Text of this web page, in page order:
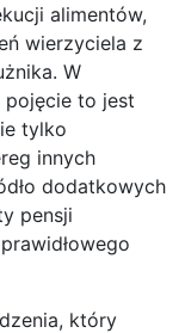
alimentów,
wierzyciela z
W
pojęcie to jest
tylko
innych
dodatkowych
pensji
który